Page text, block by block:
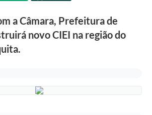
a Câmara, Prefeitura de
novo CIEI na região do